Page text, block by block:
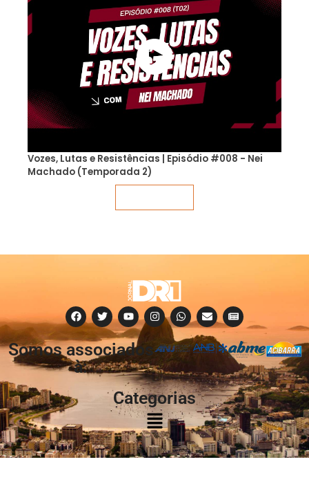
Vozes, Lutas e Resistências | Episódio #008 - Nei
Machado (Temporada 2)
Somos associados
à:
Categorias